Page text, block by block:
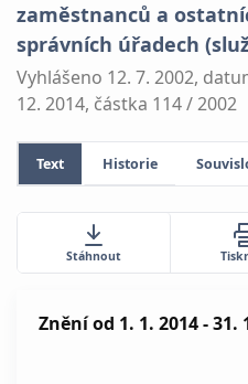
zaměstnanců a
správních úřadech
Vyhlášeno 12. 7. 2002,
12. 2014, částka 114 / 2002
Text Historie
Stáhnout
Zněníod 1. 1. 2014 - 31.